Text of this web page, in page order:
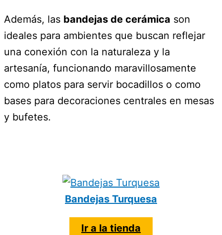
Además, las bandejas de cerámica son
ideales para ambientes que buscan reflejar
una conexión con la naturaleza y la
artesanía, funcionando maravillosamente
como platos para servir bocadillos o como
bases para decoraciones centrales en mesas
y bufetes.
Bandejas Turquesa
Ir a la tienda